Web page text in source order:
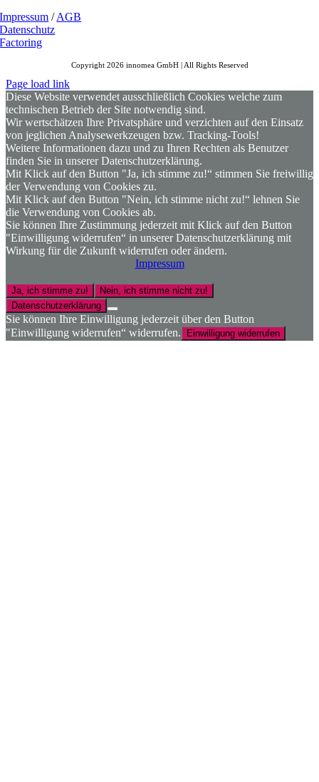
Impressum /AGB
Datenschutz
Factoring
Copyright 2026 innomea GmbH | All Rights Reserved
Page load link
Diese Website verwendet ausschließlich Cookies welche zum
technischen Betrieb der Site notwendig sind.
Wir wertschätzen Ihre Privatsphäre und verzichten auf den Einsatz
von jeglichen Analysewerkzeugen bzw. Tracking-Tools!
Weitere Informationen dazu und zu Ihren Rechten als Benutzer
finden Sie in unserer Datenschutzerklärung.
Mit Klick auf den Button "Ja, ich stimme zu!“ stimmen Sie freiwillig
der Verwendung von Cookies zu.
Mit Klick auf den Button "Nein, ich stimme nicht zu!“ lehnen Sie
die Verwendung von Cookies ab.
Sie können Ihre Zustimmung jederzeit mit Klick auf den Button
"Einwilligung widerrufen“ in unserer Datenschutzerklärung mit
Wirkung für die Zukunft widerrufen oder ändern.
Impressum
Ja, ich stimme zu!
Nein, ich stimme nicht zu!
Datenschutzerklärung
Sie können Ihre Einwilligung jederzeit über den Button
"Einwilligung widerrufen“ widerrufen.
Einwilligung widerrufen